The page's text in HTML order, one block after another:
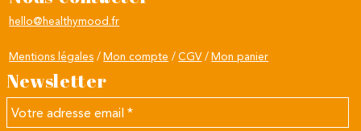
hello@healthymood.fr
Mentions légales Mon compte CGV Mon panier
Newsletter
Votre